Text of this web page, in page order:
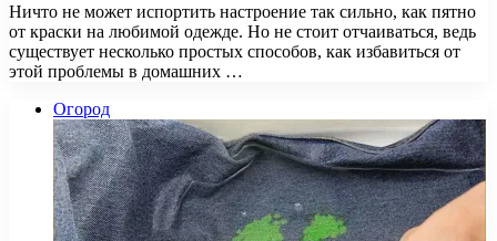
Ничто не может испортить настроение так сильно, как пятно
от краски на любимой одежде. Но не стоит отчаиваться, ведь
существует несколько простых способов, как избавиться от
этой проблемы в домашних …
Огород